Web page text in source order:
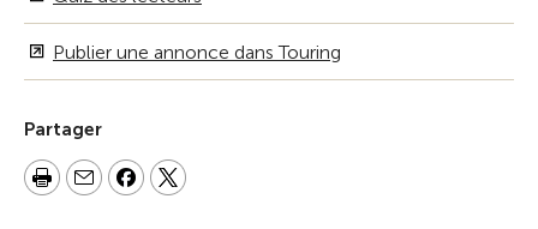
Publier une annonce dans Touring
Partager